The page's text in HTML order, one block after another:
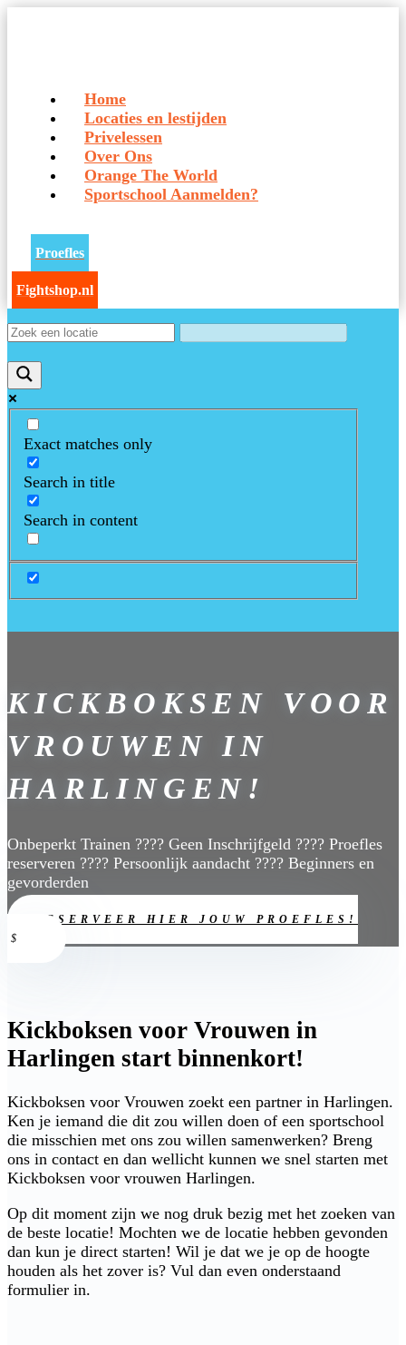
Home
Locaties en lestijden
Privelessen
Over Ons
Orange The World
Sportschool Aanmelden?
Proefles
Fightshop.nl
Exact matches only
Search in title
Search in content
KICKBOKSEN VOOR
VROUWEN IN
HARLINGEN!
Onbeperkt Trainen ???? Geen Inschrijfgeld ???? Proefles
reserveren ???? Persoonlijk aandacht ???? Beginners en
gevorderden
RESERVEER HIER JOUW PROEFLES!
Kickboksen voor Vrouwen in
Harlingen start binnenkort!
Kickboksen voor Vrouwen zoekt een partner in Harlingen.
Ken je iemand die dit zou willen doen of een sportschool
die misschien met ons zou willen samenwerken? Breng
ons in contact en dan wellicht kunnen we snel starten met
Kickboksen voor vrouwen Harlingen.
Op dit moment zijn we nog druk bezig met het zoeken van
de beste locatie! Mochten we de locatie hebben gevonden
dan kun je direct starten! Wil je dat we je op de hoogte
houden als het zover is? Vul dan even onderstaand
formulier in.